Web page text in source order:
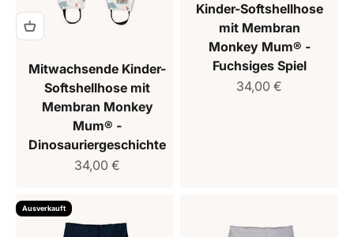
Mitwachsende Kinder-
Softshellhose mit
Membran Monkey
Mum® -
Dinosauriergeschichte
Verkaufspreis
34,00 €
Kinder-Softshellhose
mit Membran
Monkey Mum® -
Fuchsiges Spiel
Verkaufspreis
34,00 €
Ausverkauft